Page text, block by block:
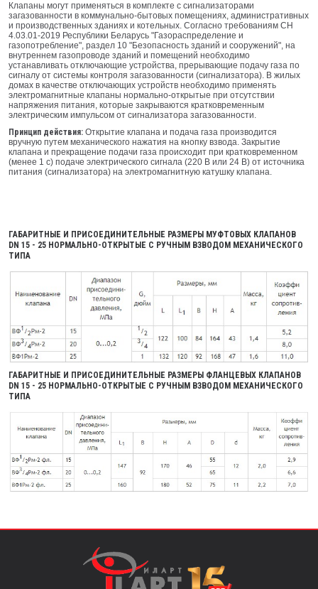
Клапаны могут применяться в комплекте с сигнализаторами
загазованности в коммунально-бытовых помещениях, административных
и производственных зданиях и котельных. Согласно требованиям СН
4.03.01-2019 Республики Беларусь "Газораспределение и
газопотребление", раздел 10 "Безопасность зданий и сооружений", на
внутреннем газопроводе зданий и помещений необходимо
устанавливать отключающие устройства, прерывающие подачу газа по
сигналу от системы контроля загазованности (сигнализатора). В жилых
домах в качестве отключающих устройств необходимо применять
электромагнитные клапаны нормально-открытые при отсутствии
напряжения питания, которые закрываются кратковременным
электрическим импульсом от сигнализатора загазованности.
Принцип действия: Открытие клапана и подача газа производится
вручную путем механического нажатия на кнопку взвода. Закрытие
клапана и прекращение подачи газа происходит при кратковременном
(менее 1 с) подаче электрического сигнала (220 В или 24 В) от источника
питания (сигнализатора) на электромагнитную катушку клапана.
ГАБАРИТНЫЕ И ПРИСОЕДИНИТЕЛЬНЫЕ РАЗМЕРЫ МУФТОВЫХ КЛАПАНОВ
DN 15 - 25 НОРМАЛЬНО-ОТКРЫТЫЕ С РУЧНЫМ ВЗВОДОМ МЕХАНИЧЕСКОГО
ТИПА
ГАБАРИТНЫЕ И ПРИСОЕДИНИТЕЛЬНЫЕ РАЗМЕРЫ ФЛАНЦЕВЫХ КЛАПАНОВ
DN 15 - 25 НОРМАЛЬНО-ОТКРЫТЫЕ С РУЧНЫМ ВЗВОДОМ МЕХАНИЧЕСКОГО
ТИПА